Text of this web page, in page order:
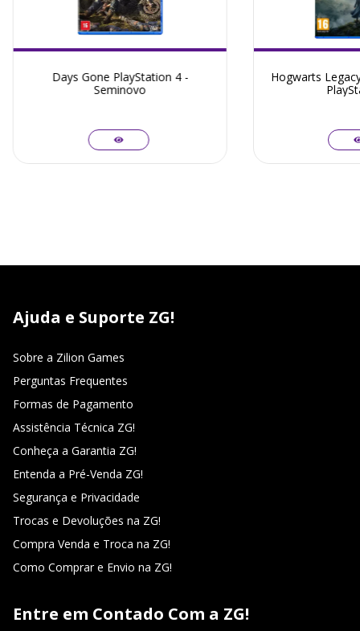
Days Gone PlayStation 4 -
Seminovo
Hogwarts
Ajuda e Suporte ZG!
Sobre a Zilion Games
Perguntas Frequentes
Formas de Pagamento
Assistência Técnica ZG!
Conheça a Garantia ZG!
Entenda a Pré-Venda ZG!
Segurança e Privacidade
Trocas e Devoluções na ZG!
Compra Venda e Troca na ZG!
Como Comprar e Envio na ZG!
Entre em Contado Com a ZG!